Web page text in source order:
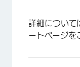
詳細について
ートページを